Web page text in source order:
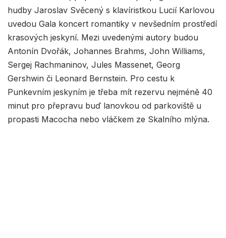
hudby Jaroslav Svěcený s klavíristkou Lucií Karlovou
uvedou Gala koncert romantiky v nevšedním prostředí
krasových jeskyní. Mezi uvedenými autory budou
Antonín Dvořák, Johannes Brahms, John Williams,
Sergej Rachmaninov, Jules Massenet, Georg
Gershwin či Leonard Bernstein. Pro cestu k
Punkevním jeskyním je třeba mít rezervu nejméně 40
minut pro přepravu buď lanovkou od parkoviště u
propasti Macocha nebo vláčkem ze Skalního mlýna.